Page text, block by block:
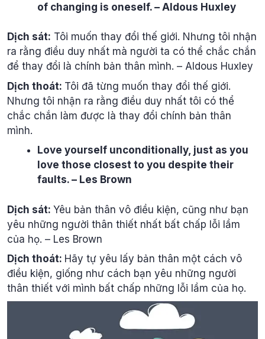
of changing is oneself. – Aldous Huxley
Dịch sát: Tôi muốn thay đổi thế giới. Nhưng tôi nhận
ra rằng điều duy nhất mà người ta có thể chắc chắn
để thay đổi là chính bản thân mình. – Aldous Huxley
Dịch thoát: Tôi đã từng muốn thay đổi thế giới.
Nhưng tôi nhận ra rằng điều duy nhất tôi có thể
chắc chắn làm được là thay đổi chính bản thân
mình.
Love yourself unconditionally, just as you
love those closest to you despite their
faults. – Les Brown
Dịch sát: Yêu bản thân vô điều kiện, cũng như bạn
yêu những người thân thiết nhất bất chấp lỗi lầm
của họ. – Les Brown
Dịch thoát: Hãy tự yêu lấy bản thân một cách vô
điều kiện, giống như cách bạn yêu những người
thân thiết với mình bất chấp những lỗi lầm của họ.